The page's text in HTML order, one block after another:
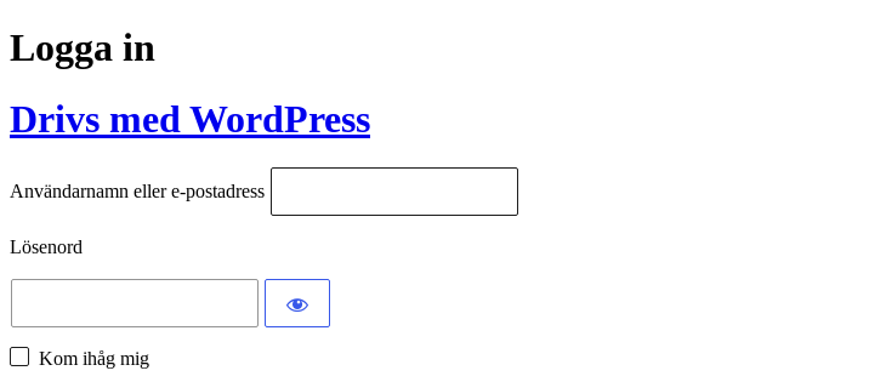
Logga in
Drivs med WordPress
Användarnamn eller e-postadress
Lösenord
Kom ihåg mig